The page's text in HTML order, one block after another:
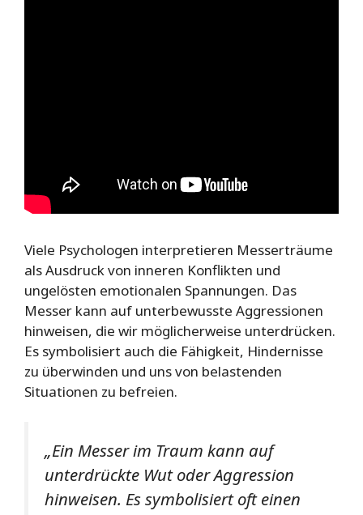
Viele Psychologen interpretieren Messerträume
als Ausdruck von inneren Konflikten und
ungelösten emotionalen Spannungen. Das
Messer kann auf unterbewusste Aggressionen
hinweisen, die wir möglicherweise unterdrücken.
Es symbolisiert auch die Fähigkeit, Hindernisse
zu überwinden und uns von belastenden
Situationen zu befreien.
„Ein Messer im Traum kann auf
unterdrückte Wut oder Aggression
hinweisen. Es symbolisiert oft einen